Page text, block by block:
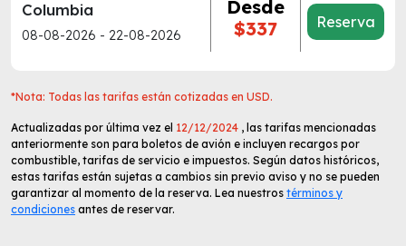
Columbia
08-08-2026 - 22-08-2026
Desde
$337
Reserva
*Nota: Todas las tarifas están cotizadas en USD.
Actualizadas por última vez el 12/12/2024 , las tarifas mencionadas
anteriormente son para boletos de avión e incluyen recargos por
combustible, tarifas de servicio e impuestos. Según datos históricos,
estas tarifas están sujetas a cambios sin previo aviso y no se pueden
garantizar al momento de la reserva. Lea nuestros términos y
condiciones antes de reservar.